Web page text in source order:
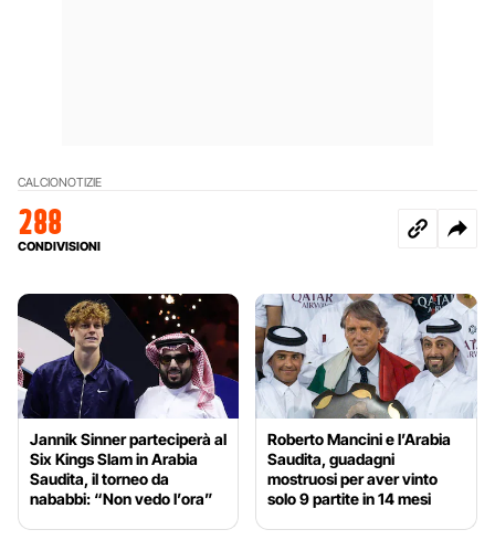
CALCIONOTIZIE
288
CONDIVISIONI
Jannik Sinner parteciperà al
Six Kings Slam in Arabia
Saudita, il torneo da
nababbi: “Non vedo l’ora”
Roberto Mancini e l’Arabia
Saudita, guadagni
mostruosi per aver vinto
solo 9 partite in 14 mesi